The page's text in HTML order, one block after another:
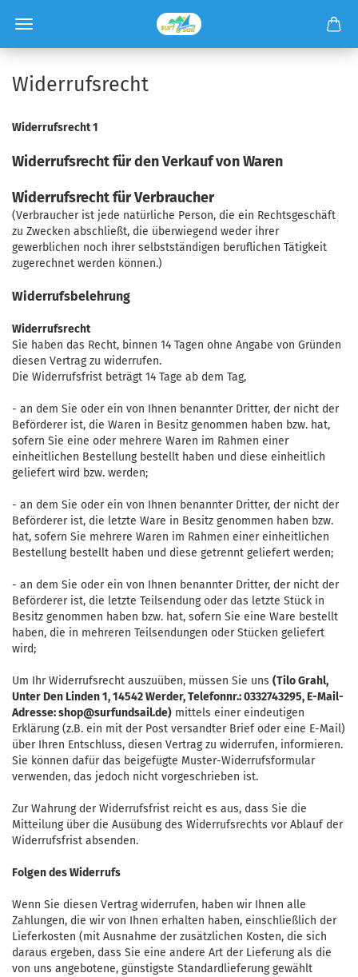
Widerrufsrecht
Widerrufsrecht 1
Widerrufsrecht für den Verkauf von Waren
Widerrufsrecht für Verbraucher
(Verbraucher ist jede natürliche Person, die ein Rechtsgeschäft
zu Zwecken abschließt, die überwiegend weder ihrer
gewerblichen noch ihrer selbstständigen beruflichen Tätigkeit
zugerechnet werden können.)
Widerrufsbelehrung
Widerrufsrecht
Sie haben das Recht, binnen 14 Tagen ohne Angabe von Gründen
diesen Vertrag zu widerrufen.
Die Widerrufsfrist beträgt 14 Tage ab dem Tag,
- an dem Sie oder ein von Ihnen benannter Dritter, der nicht der
Beförderer ist, die Waren in Besitz genommen haben bzw. hat,
sofern Sie eine oder mehrere Waren im Rahmen einer
einheitlichen Bestellung bestellt haben und diese einheitlich
geliefert wird bzw. werden;
- an dem Sie oder ein von Ihnen benannter Dritter, der nicht der
Beförderer ist, die letzte Ware in Besitz genommen haben bzw.
hat, sofern Sie mehrere Waren im Rahmen einer einheitlichen
Bestellung bestellt haben und diese getrennt geliefert werden;
- an dem Sie oder ein von Ihnen benannter Dritter, der nicht der
Beförderer ist, die letzte Teilsendung oder das letzte Stück in
Besitz genommen haben bzw. hat, sofern Sie eine Ware bestellt
haben, die in mehreren Teilsendungen oder Stücken geliefert
wird;
Um Ihr Widerrufsrecht auszuüben, müssen Sie uns (Tilo Grahl,
Unter Den Linden 1, 14542 Werder, Telefonnr.: 0332743295, E-Mail-
Adresse: shop@surfundsail.de) mittels einer eindeutigen
Erklärung (z.B. ein mit der Post versandter Brief oder eine E-Mail)
über Ihren Entschluss, diesen Vertrag zu widerrufen, informieren.
Sie können dafür das beigefügte Muster-Widerrufsformular
verwenden, das jedoch nicht vorgeschrieben ist.
Zur Wahrung der Widerrufsfrist reicht es aus, dass Sie die
Mitteilung über die Ausübung des Widerrufsrechts vor Ablauf der
Widerrufsfrist absenden.
Folgen des Widerrufs
Wenn Sie diesen Vertrag widerrufen, haben wir Ihnen alle
Zahlungen, die wir von Ihnen erhalten haben, einschließlich der
Lieferkosten (mit Ausnahme der zusätzlichen Kosten, die sich
daraus ergeben, dass Sie eine andere Art der Lieferung als die
von uns angebotene, günstigste Standardlieferung gewählt